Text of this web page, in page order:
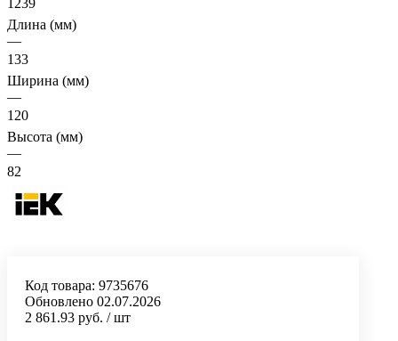
Длина (мм)
—
133
Ширина (мм)
—
120
Высота (мм)
—
82
Код товара: 9735676
Обновлено 02.07.2026
2 861.93 руб. / шт